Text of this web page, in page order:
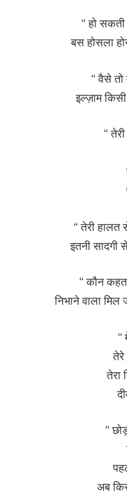
“ हो सकती
बस होसला
“ वैसे तो
इल्ज़ाम
“
“ तेरी हालत
इतनी सादगी
“ कौन
निभाने वाला
“
तेरे
तेरा
“
अब